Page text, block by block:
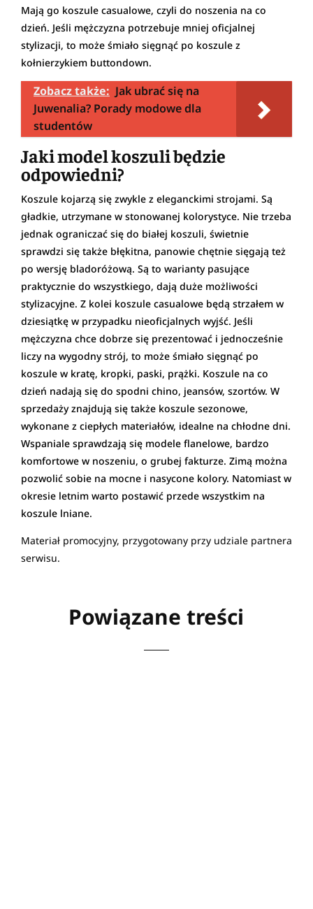
Mają go koszule casualowe, czyli do noszenia na co
dzień. Jeśli mężczyzna potrzebuje mniej oficjalnej
stylizacji, to może śmiało sięgnąć po koszule z
kołnierzykiem buttondown.
Zobacz także: Jak ubrać się na
Juwenalia? Porady modowe dla
studentów
Jaki model koszuli będzie
odpowiedni?
Koszule kojarzą się zwykle z eleganckimi strojami. Są
gładkie, utrzymane w stonowanej kolorystyce. Nie trzeba
jednak ograniczać się do białej koszuli, świetnie
sprawdzi się także błękitna, panowie chętnie sięgają też
po wersję bladoróżową. Są to warianty pasujące
praktycznie do wszystkiego, dają duże możliwości
stylizacyjne. Z kolei koszule casualowe będą strzałem w
dziesiątkę w przypadku nieoficjalnych wyjść. Jeśli
mężczyzna chce dobrze się prezentować i jednocześnie
liczy na wygodny strój, to może śmiało sięgnąć po
koszule w kratę, kropki, paski, prążki. Koszule na co
dzień nadają się do spodni chino, jeansów, szortów. W
sprzedaży znajdują się także koszule sezonowe,
wykonane z ciepłych materiałów, idealne na chłodne dni.
Wspaniale sprawdzają się modele flanelowe, bardzo
komfortowe w noszeniu, o grubej fakturze. Zimą można
pozwolić sobie na mocne i nasycone kolory. Natomiast w
okresie letnim warto postawić przede wszystkim na
koszule lniane.
Materiał promocyjny, przygotowany przy udziale partnera
serwisu.
Powiązane treści